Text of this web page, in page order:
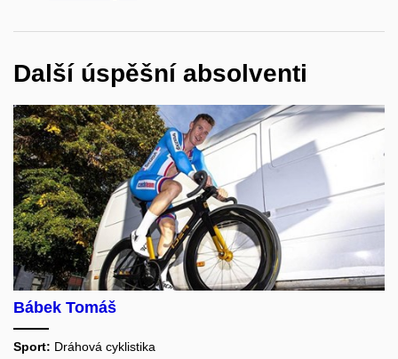
Další úspěšní absolventi
Bábek Tomáš
Sport: Dráhová cyklistika